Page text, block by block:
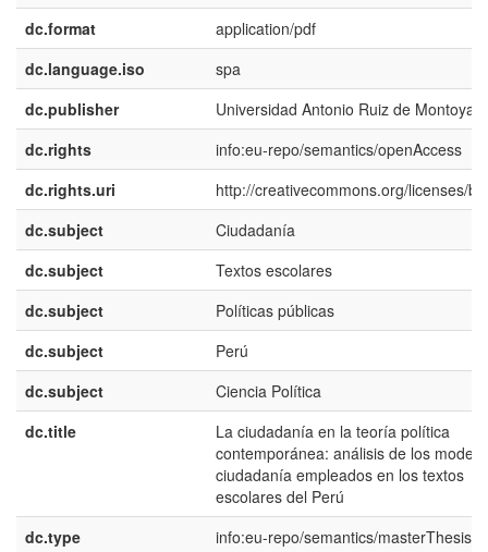
dc.format
application/pdf
dc.language.iso
spa
dc.publisher
Universidad Antonio Ruiz de Montoya
dc.rights
info:eu-repo/semantics/openAccess
dc.rights.uri
http://creativecommons.org/licenses/
dc.subject
Ciudadanía
dc.subject
Textos escolares
dc.subject
Políticas públicas
dc.subject
Perú
dc.subject
Ciencia Política
dc.title
La ciudadanía en la teoría política
contemporánea: análisis de los
ciudadanía empleados en los textos
escolares del Perú
dc.type
info:eu-repo/semantics/masterThesis